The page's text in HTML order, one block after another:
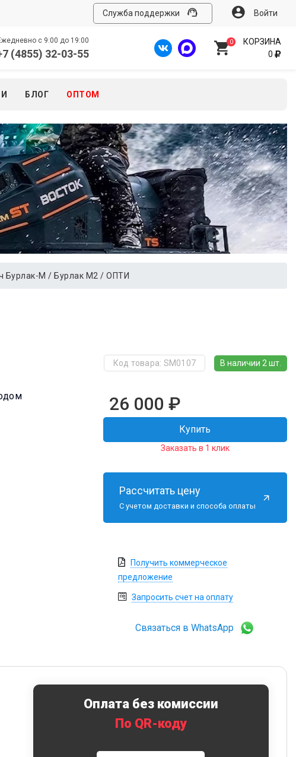
Служба поддержки Войти
с 9:00 до 19:00
(4855) 32-03-55
0
КОРЗИНА
0
БЛОГ ОПТОМ
Бурлак-М / Бурлак М2 / ОПТИ
Код товара: SM0107 В наличии 2 шт.
26 000 ₽
Купить
Заказать в 1 клик
Рассчитать цену
С учетом доставки и способа оплаты
Получить коммерческое
предложение
Запросить счет на оплату
Связаться в WhatsApp
Оплата без комиссии
По QR-коду